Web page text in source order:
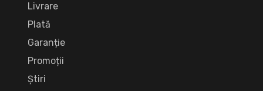
Livrare
Plată
Garanție
Promoții
Știri